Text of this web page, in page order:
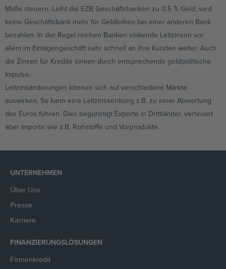
Maße steuern. Leiht die EZB Geschäftsbanken zu 0,5 % Geld, wird
keine Geschäftsbank mehr für Geldleihen bei einer anderen Bank
bezahlen. In der Regel reichen Banken sinkende Leitzinsen vor
allem im Einlagengeschäft sehr schnell an ihre Kunden weiter. Auch
die Zinsen für Kredite sinken durch entsprechende geldpolitische
Impulse.
Leitzinsänderungen können sich auf verschiedene Märkte
auswirken. So kann eine Leitzinssenkung z.B. zu einer Abwertung
des Euros führen. Dies begünstigt Exporte in Drittländer, verteuert
aber Importe wie z.B. Rohstoffe und Vorprodukte.
UNTERNEHMEN
Über Uns
Presse
Karriere
FINANZIERUNGSLÖSUNGEN
Firmenkredit